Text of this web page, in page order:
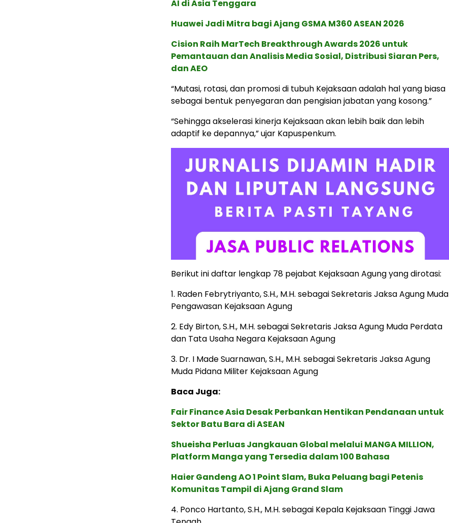
AI di Asia Tenggara
Huawei Jadi Mitra bagi Ajang GSMA M360 ASEAN 2026
Cision Raih MarTech Breakthrough Awards 2026 untuk
Pemantauan dan Analisis Media Sosial, Distribusi Siaran Pers,
dan AEO
“Mutasi, rotasi, dan promosi di tubuh Kejaksaan adalah hal yang biasa
sebagai bentuk penyegaran dan pengisian jabatan yang kosong.”
“Sehingga akselerasi kinerja Kejaksaan akan lebih baik dan lebih
adaptif ke depannya,” ujar Kapuspenkum.
Berikut ini daftar lengkap 78 pejabat Kejaksaan Agung yang dirotasi:
1. Raden Febrytriyanto, S.H., M.H. sebagai Sekretaris Jaksa Agung Muda
Pengawasan Kejaksaan Agung
2. Edy Birton, S.H., M.H. sebagai Sekretaris Jaksa Agung Muda Perdata
dan Tata Usaha Negara Kejaksaan Agung
3. Dr. I Made Suarnawan, S.H., M.H. sebagai Sekretaris Jaksa Agung
Muda Pidana Militer Kejaksaan Agung
Baca Juga:
Fair Finance Asia Desak Perbankan Hentikan Pendanaan untuk
Sektor Batu Bara di ASEAN
Shueisha Perluas Jangkauan Global melalui MANGA MILLION,
Platform Manga yang Tersedia dalam 100 Bahasa
Haier Gandeng AO 1 Point Slam, Buka Peluang bagi Petenis
Komunitas Tampil di Ajang Grand Slam
4. Ponco Hartanto, S.H., M.H. sebagai Kepala Kejaksaan Tinggi Jawa